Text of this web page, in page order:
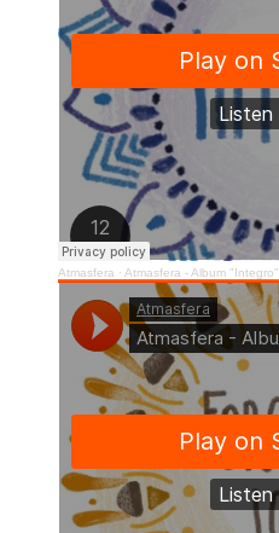
Atmasfera · Atmasfera - Album "Integro"